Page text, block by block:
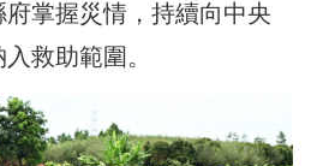
掌握災情，持續向中央
救助範圍。